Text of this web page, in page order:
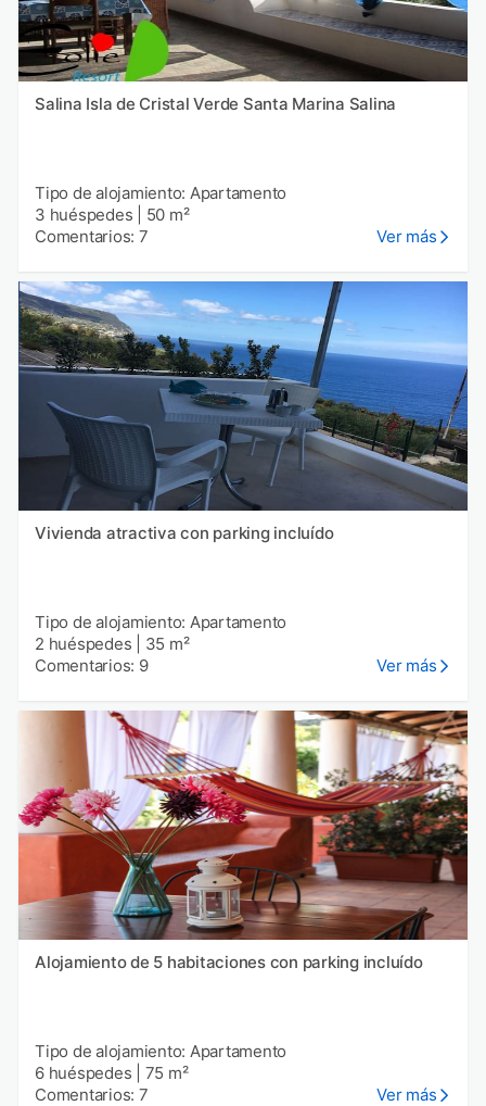
Salina Isla de Cristal Verde Santa Marina Salina
Tipo de alojamiento: Apartamento
3 huéspedes
50 m²
Comentarios: 7
Ver más
Vivienda atractiva con parking incluído
Tipo de alojamiento: Apartamento
2 huéspedes
35 m²
Comentarios: 9
Ver más
Alojamiento de 5 habitaciones con parking incluído
Tipo de alojamiento: Apartamento
6 huéspedes
75 m²
Comentarios: 7
Ver más